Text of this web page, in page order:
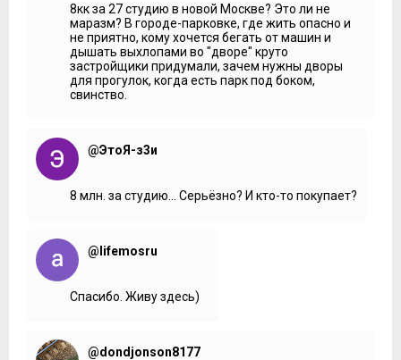
8кк за 27 студию в новой Москве? Это ли не
маразм? В городе-парковке, где жить опасно и
не приятно, кому хочется бегать от машин и
дышать выхлопами во "дворе" круто
застройщики придумали, зачем нужны дворы
для прогулок, когда есть парк под боком,
свинство.
@ЭтоЯ-з3и
8 млн. за студию... Серьёзно? И кто-то покупает?
@lifemosru
Спасибо. Живу здесь)
@dondjonson8177